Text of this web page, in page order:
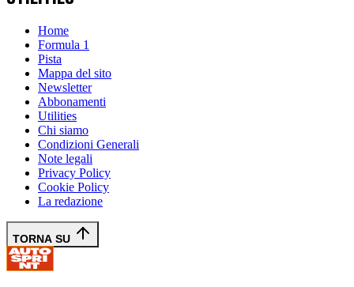
Home
Formula 1
Pista
Mappa del sito
Newsletter
Abbonamenti
Utilities
Chi siamo
Condizioni Generali
Note legali
Privacy Policy
Cookie Policy
La redazione
TORNA SU